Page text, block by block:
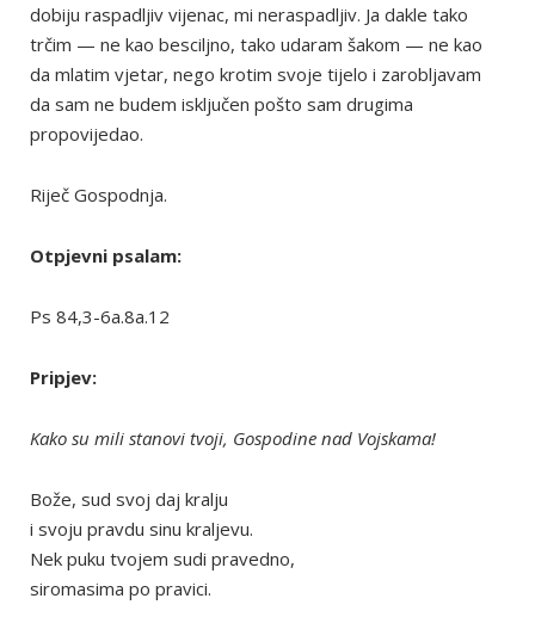
dobiju raspadljiv vijenac, mi neraspadljiv. Ja dakle tako
trčim — ne kao besciljno, tako udaram šakom — ne kao
da mlatim vjetar, nego krotim svoje tijelo i zarobljavam
da sam ne budem isključen pošto sam drugima
propovijedao.
Riječ Gospodnja.
Otpjevni psalam:
Ps 84,3-6a.8a.12
Pripjev:
Kako su mili stanovi tvoji, Gospodine nad Vojskama!
Bože, sud svoj daj kralju
i svoju pravdu sinu kraljevu.
Nek puku tvojem sudi pravedno,
siromasima po pravici.